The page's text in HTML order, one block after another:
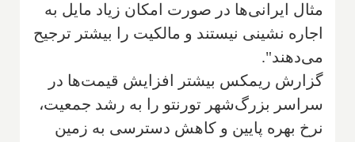
مثال ایرانی‌ها در صورت امکان زیاد مایل به
اجاره نشینی نیستند و مالکیت را بیشتر ترجیح
می‌دهند".
گزارش ریمکس بیشتر افزایش قیمت‌ها در
سراسر بزرگ‌شهر تورنتو را به رشد جمعیت،
نرخ بهره پایین و کاهش دسترسی به زمین